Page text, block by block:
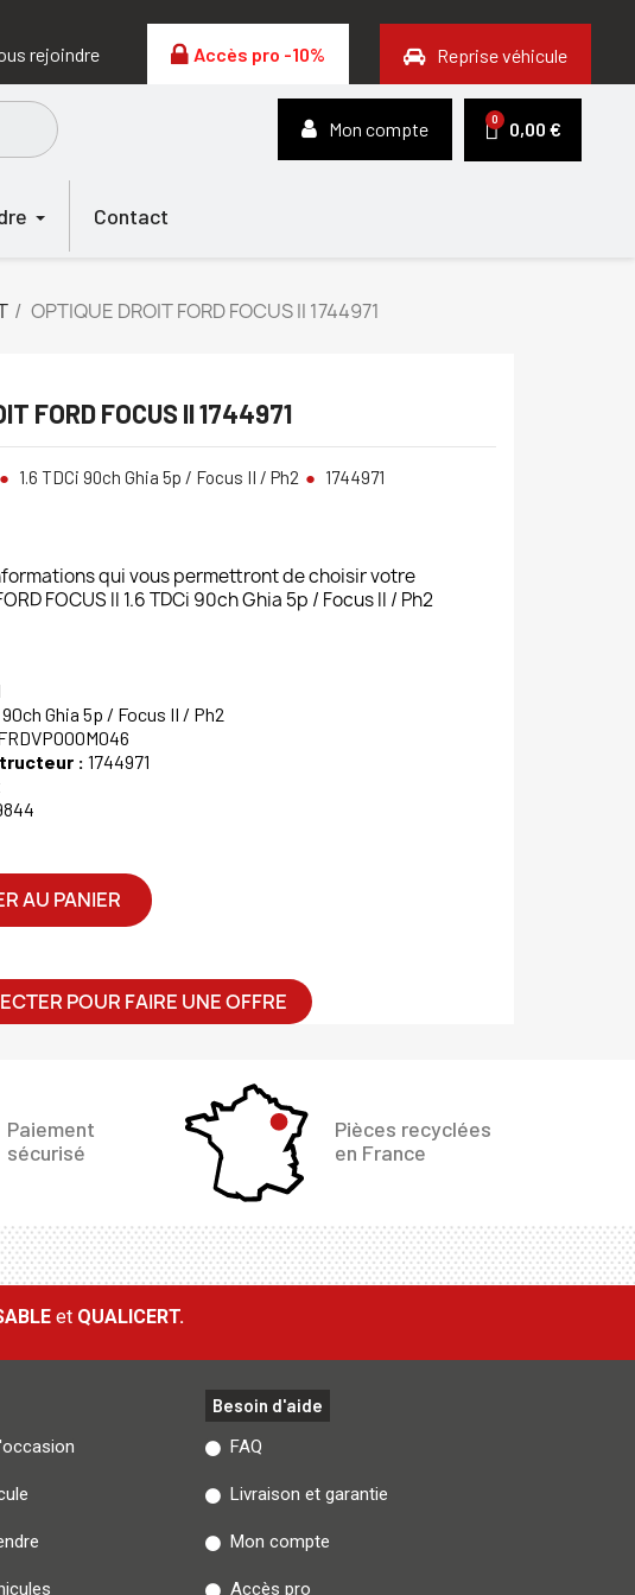
rejoindre Accès pro -10% Reprise véhicule
Mon compte 0,00 €
Contact
OPTIQUE DROIT FORD FOCUS II 1744971
FORD FOCUS II 1744971
1.6 TDCi 90ch Ghia 5p / Focus II / Ph2 1744971
qui vous permettront de choisir votre
FOCUS II 1.6 TDCi 90ch Ghia 5p / Focus II / Ph2
90ch Ghia 5p / Focus II / Ph2
: 1744971
AU PANIER
POUR FAIRE UNE OFFRE
Paiement
sécurisé
Pièces recyclées
en France
et QUALICERT.
Besoin d'aide
FAQ
Livraison et garantie
Mon compte
Accès pro